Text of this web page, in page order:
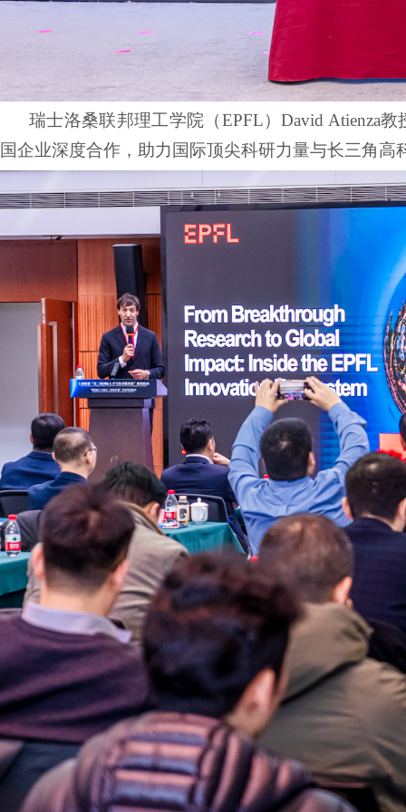
瑞士洛桑联邦理工学院（EPFL）David Atienza
国企业深度合作，助力国际顶尖科研力量与长三角